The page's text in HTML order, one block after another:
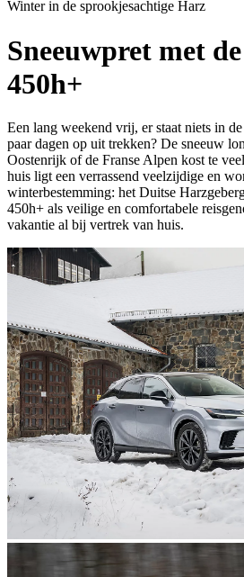
Winter in de sprookjesachtige Harz
Sneeuwpret met
450h+
Een lang weekend vrij, er staat niets in
paar dagen op uit trekken? De sneeuw
Oostenrijk of de Franse Alpen kost te
huis ligt een verrassend veelzijdige en
winterbestemming: het Duitse
450h+ als veilige en comfortabele
vakantie al bij vertrek van huis.